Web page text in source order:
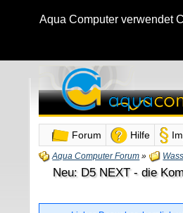
Aqua Computer verwendet
Forum Hilfe
Aqua Computer Forum »
Neu: D5 NEXT - die